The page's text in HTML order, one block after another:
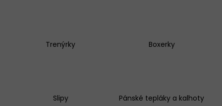
Trenýrky Boxerky
Slipy Pánské tepláky a kalhoty